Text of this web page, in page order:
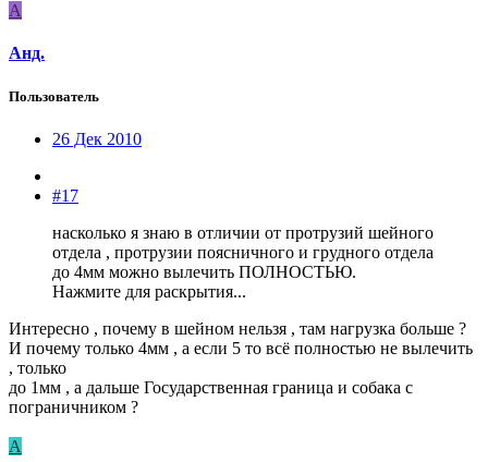
А
Анд.
Пользователь
26 Дек 2010
#17
насколько я знаю в отличии от протрузий шейного
отдела , протрузии поясничного и грудного отдела
до 4мм можно вылечить ПОЛНОСТЬЮ.
Нажмите для раскрытия...
Интересно , почему в шейном нельзя , там нагрузка больше ?
И почему только 4мм , а если 5 то всё полностью не вылечить
, только
до 1мм , а дальше Государственная граница и собака с
пограничником ?
А